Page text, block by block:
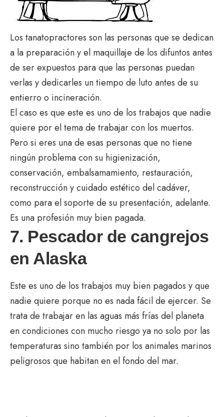
Los tanatopractores son las personas que se dedican
a la preparación y el maquillaje de los difuntos antes
de ser expuestos para que las personas puedan
verlas y dedicarles un tiempo de luto antes de su
entierro o incineración.
El caso es que este es uno de los trabajos que nadie
quiere por el tema de trabajar con los muertos.
Pero si eres una de esas personas que no tiene
ningún problema con su higienización,
conservación, embalsamamiento, restauración,
reconstrucción y cuidado estético del cadáver,
como para el soporte de su presentación, adelante.
Es una profesión muy bien pagada.
7. Pescador de cangrejos
en Alaska
Este es uno de los trabajos muy bien pagados y que
nadie quiere porque no es nada fácil de ejercer. Se
trata de trabajar en las aguas más frías del planeta
en condiciones con mucho riesgo ya no solo por las
temperaturas sino también por los animales marinos
peligrosos que habitan en el fondo del mar.